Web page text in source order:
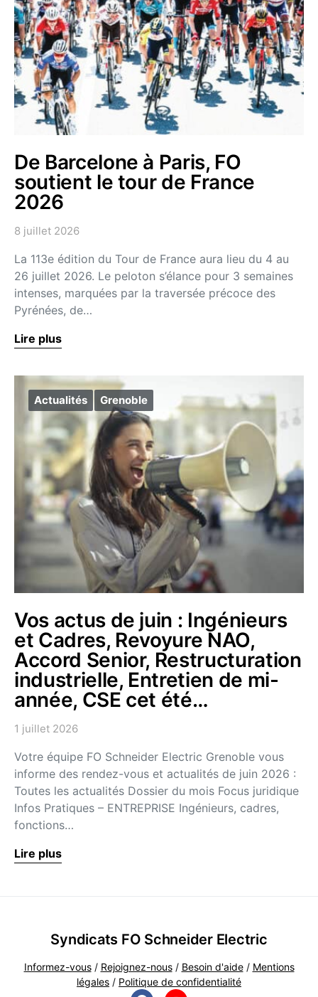
De Barcelone à Paris, FO
soutient le tour de France
2026
8 juillet 2026
La 113e édition du Tour de France aura lieu du 4 au
26 juillet 2026. Le peloton s’élance pour 3 semaines
intenses, marquées par la traversée précoce des
Pyrénées, de…
Lire plus
Actualités Grenoble
Vos actus de juin : Ingénieurs
et Cadres, Revoyure NAO,
Accord Senior, Restructuration
industrielle, Entretien de mi-
année, CSE cet été…
1 juillet 2026
Votre équipe FO Schneider Electric Grenoble vous
informe des rendez-vous et actualités de juin 2026 :
Toutes les actualités Dossier du mois Focus juridique
Infos Pratiques – ENTREPRISE Ingénieurs, cadres,
fonctions…
Lire plus
Syndicats FO Schneider Electric
Informez-vous/ Rejoignez-nous/ Besoin d'aide/ Mentions
légales / Politique de confidentialité